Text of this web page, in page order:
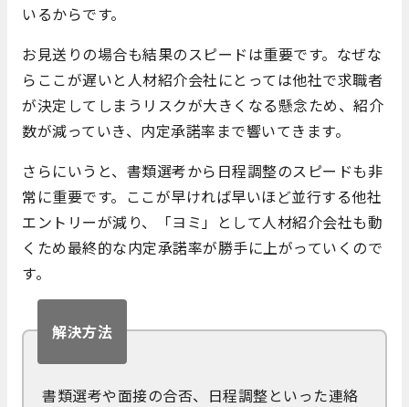
いるからです。
お見送りの場合も結果のスピードは重要です。なぜな
らここが遅いと人材紹介会社にとっては他社で求職者
が決定してしまうリスクが大きくなる懸念ため、紹介
数が減っていき、内定承諾率まで響いてきます。
さらにいうと、書類選考から日程調整のスピードも非
常に重要です。ここが早ければ早いほど並行する他社
エントリーが減り、「ヨミ」として人材紹介会社も動
くため最終的な内定承諾率が勝手に上がっていくので
す。
解決方法
書類選考や面接の合否、日程調整といった連絡